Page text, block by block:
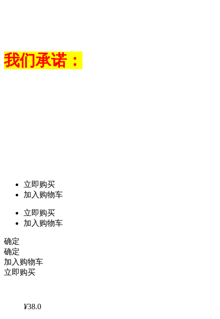
我们承诺：
立即购买
加入购物车
立即购买
加入购物车
确定
确定
加入购物车
立即购买
¥38.0